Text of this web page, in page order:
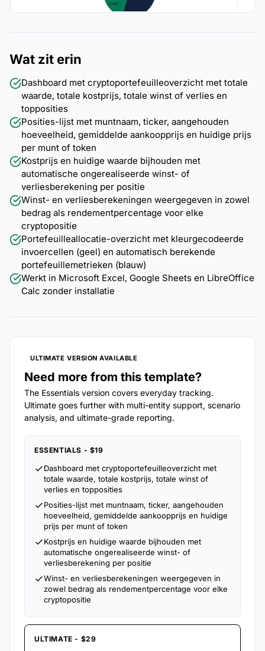
Wat zit erin
Dashboard met cryptoportefeuilleoverzicht met totale
waarde, totale kostprijs, totale winst of verlies en
topposities
Posities-lijst met muntnaam, ticker, aangehouden
hoeveelheid, gemiddelde aankoopprijs en huidige prijs
per munt of token
Kostprijs en huidige waarde bijhouden met
automatische ongerealiseerde winst- of
verliesberekening per positie
Winst- en verliesberekeningen weergegeven in zowel
bedrag als rendementpercentage voor elke
cryptopositie
Portefeuilleallocatie-overzicht met kleurgecodeerde
invoercellen (geel) en automatisch berekende
portefeuillemetrieken (blauw)
Werkt in Microsoft Excel, Google Sheets en LibreOffice
Calc zonder installatie
ULTIMATE VERSION AVAILABLE
Need more from this template?
The Essentials version covers everyday tracking.
Ultimate goes further with multi-entity support, scenario
analysis, and ultimate-grade reporting.
ESSENTIALS - $19
Dashboard met cryptoportefeuilleoverzicht met
totale waarde, totale kostprijs, totale winst of
verlies en topposities
Posities-lijst met muntnaam, ticker, aangehouden
hoeveelheid, gemiddelde aankoopprijs en huidige
prijs per munt of token
Kostprijs en huidige waarde bijhouden met
automatische ongerealiseerde winst- of
verliesberekening per positie
Winst- en verliesberekeningen weergegeven in
zowel bedrag als rendementpercentage voor elke
cryptopositie
ULTIMATE - $29